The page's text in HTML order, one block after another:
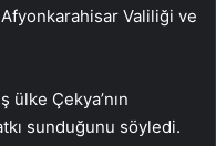
Afyonkarahisar Valiliği ve
ülke Çekya’nın
sunduğunu söyledi.